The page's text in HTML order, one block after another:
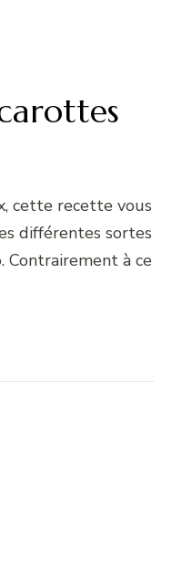
cette recette vous
différentes sortes
Contrairement à ce